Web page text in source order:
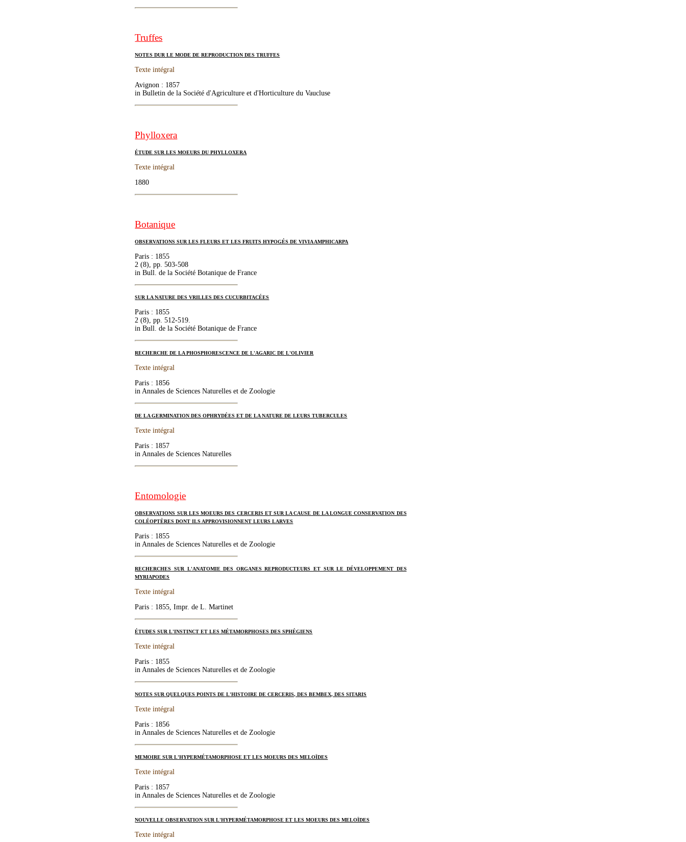
Truffes
NOTES DUR LE MODE DE REPRODUCTION DES TRUFFES
Texte intégral
Avignon : 1857
in Bulletin de la Société d'Agriculture et d'Horticulture du Vaucluse
Phylloxera
ÉTUDE SUR LES MOEURS DU PHYLLOXERA
Texte intégral
1880
Botanique
OBSERVATIONS SUR LES FLEURS ET LES FRUITS HYPOGÉS DE VIVIA AMPHICARPA
Paris : 1855
2 (8), pp. 503-508
in Bull. de la Société Botanique de France
SUR LA NATURE DES VRILLES DES CUCURBITACÉES
Paris : 1855
2 (8), pp. 512-519.
in Bull. de la Société Botanique de France
RECHERCHE DE LA PHOSPHORESCENCE DE L'AGARIC DE L'OLIVIER
Texte intégral
Paris : 1856
in Annales de Sciences Naturelles et de Zoologie
DE LA GERMINATION DES OPHRYDÉES ET DE LA NATURE DE LEURS TUBERCULES
Texte intégral
Paris : 1857
in Annales de Sciences Naturelles
Entomologie
OBSERVATIONS SUR LES MOEURS DES CERCERIS ET SUR LA CAUSE DE LA LONGUE CONSERVATION DES
COLÉOPTÈRES DONT ILS APPROVISIONNENT LEURS LARVES
Paris : 1855
in Annales de Sciences Naturelles et de Zoologie
RECHERCHES SUR L'ANATOMIE DES ORGANES REPRODUCTEURS ET SUR LE DÉVELOPPEMENT DES
MYRIAPODES
Texte intégral
Paris : 1855, Impr. de L. Martinet
ÉTUDES SUR L'INSTINCT ET LES MÉTAMORPHOSES DES SPHÉGIENS
Texte intégral
Paris : 1855
in Annales de Sciences Naturelles et de Zoologie
NOTES SUR QUELQUES POINTS DE L'HISTOIRE DE CERCERIS, DES BEMBEX, DES SITARIS
Texte intégral
Paris : 1856
in Annales de Sciences Naturelles et de Zoologie
MEMOIRE SUR L'HYPERMÉTAMORPHOSE ET LES MOEURS DES MELOÏDES
Texte intégral
Paris : 1857
in Annales de Sciences Naturelles et de Zoologie
NOUVELLE OBSERVATION SUR L'HYPERMÉTAMORPHOSE ET LES MOEURS DES MELOÏDES
Texte intégral